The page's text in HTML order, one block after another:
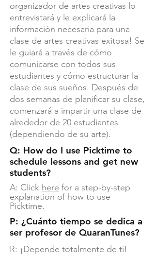
organizador de artes creativas lo
entrevistará y le explicará la
información necesaria para una
clase de artes creativas exitosa! Se
le guiará a través de cómo
comunicarse con todos sus
estudiantes y cómo estructurar la
clase de sus sueños. Después de
dos semanas de planificar su clase,
comenzará a impartir una clase de
alrededor de 20 estudiantes
(dependiendo de su arte).
Q: How do I use Picktime to
schedule lessons and get new
students?
A: Click here for a step-by-step
explanation of how to use
Picktime.
P: ¿Cuánto tiempo se dedica a
ser profesor de QuaranTunes?
R: ¡Depende totalmente de ti!